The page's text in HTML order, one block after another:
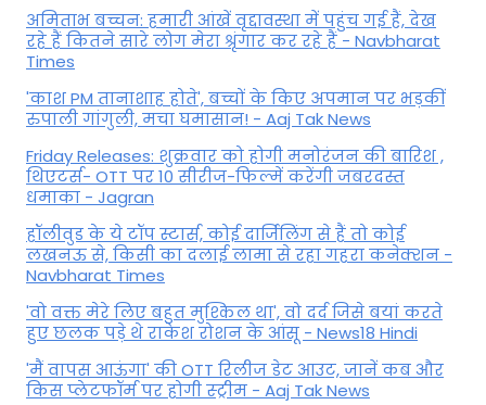
अमिताभ बच्चन: हमारी आंखें वृद्दावस्था में पहुंच गई हैं, देख
रहे हैं कितने सारे लोग मेरा श्रृंगार कर रहे हैं - Navbharat
Times
'काश PM तानाशाह होते', बच्चों के किए अपमान पर भड़कीं
रुपाली गांगुली, मचा घमासान! - Aaj Tak News
Friday Releases: शुक्रवार को होगी मनोरंजन की बारिश ,
थिएटर्स- OTT पर 10 सीरीज-फिल्में करेंगी जबरदस्त
धमाका - Jagran
हॉलीवुड के ये टॉप स्टार्स, कोई दार्जिलिंग से हैं तो कोई
लखनऊ से, किसी का दलाई लामा से रहा गहरा कनेक्शन -
Navbharat Times
'वो वक्त मेरे लिए बहुत मुश्किल था', वो दर्द जिसे बयां करते
हुए छलक पड़े थे राकेश रोशन के आंसू - News18 Hindi
'मैं वापस आऊंगा' की OTT रिलीज डेट आउट, जानें कब और
किस प्लेटफॉर्म पर होगी स्ट्रीम - Aaj Tak News